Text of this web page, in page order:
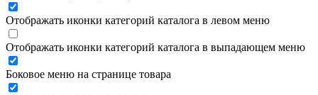
Отображать иконки категорий каталога в левом меню
Отображать иконки категорий каталога в выпадающем меню
Боковое меню на странице товара